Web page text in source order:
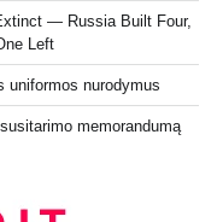
— Russia Built Four,
Left
uniformos nurodymus
memorandumą